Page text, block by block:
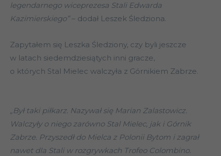
legendarnego wiceprezesa Stali Edwarda
Kazimierskiego”– dodał Leszek Śledziona.
Zapytałem się Leszka Śledziony, czy byli jeszcze
w latach siedemdziesiątych inni gracze,
o których Stal Mielec walczyła z Górnikiem Zabrze.
„Był taki piłkarz. Nazywał się Marian Zalastowicz.
Walczyły o niego zarówno Stal Mielec, jak i Górnik
Zabrze. Przyszedł do Mielca z Polonii Bytom i zagrał
nawet dla Stali w rozgrywkach Trofeo Colombino.